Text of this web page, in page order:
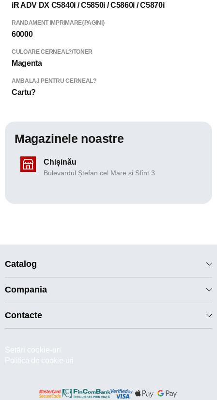
iR ADV DX C5840i / C5850i / C5860i / C5870i
RANDAMENT IMPRIMARE{PAGINI}
60000
CULOARE CERNEAL?/TONER
Magenta
AMBALAJ PENTRU CERNEAL?
Cartu?
Magazinele noastre
Chișinău
Bulevardul Ștefan cel Mare și Sfînt 3
Catalog
Compania
Contacte
Setări cookie-uri
Politica de cookie-uri